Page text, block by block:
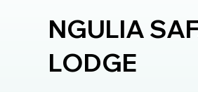
NGULIA
LODGE